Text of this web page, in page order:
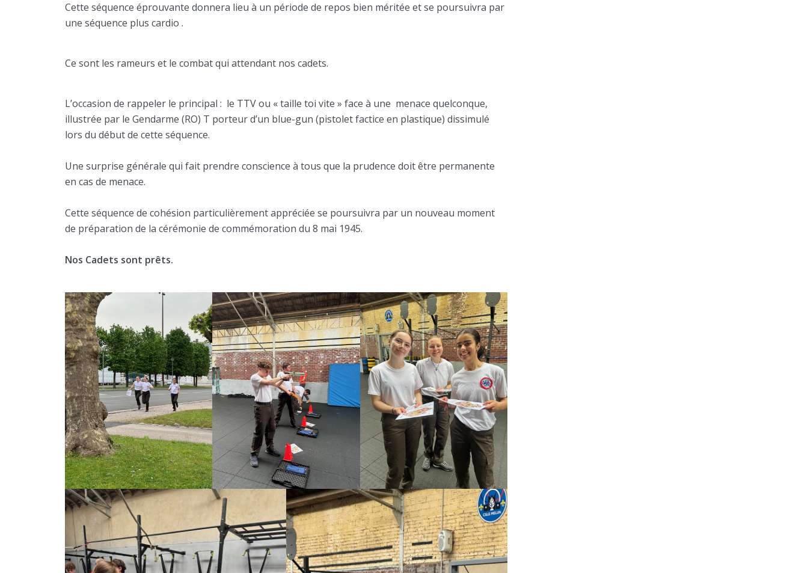
Cette séquence éprouvante donnera lieu à un période de repos bien méritée et se poursuivra par
une séquence plus cardio .
Ce sont les rameurs et le combat qui attendant nos cadets.
L’occasion de rappeler le principal : le TTV ou « taille toi vite » face à une menace quelconque,
illustrée par le Gendarme (RO) T porteur d’un blue-gun (pistolet factice en plastique) dissimulé
lors du début de cette séquence.
Une surprise générale qui fait prendre conscience à tous que la prudence doit être permanente
en cas de menace.
Cette séquence de cohésion particulièrement appréciée se poursuivra par un nouveau moment
de préparation de la cérémonie de commémoration du 8 mai 1945.
Nos Cadets sont prêts.